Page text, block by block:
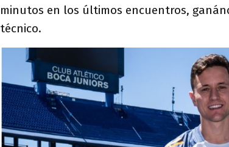
minutos en los últimos encuentros,
técnico.